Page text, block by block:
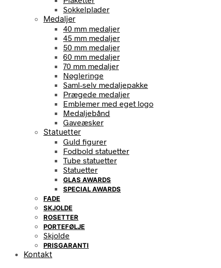
Sokkelplader
Medaljer
40 mm medaljer
45 mm medaljer
50 mm medaljer
60 mm medaljer
70 mm medaljer
Nøgleringe
Saml-selv medaljepakke
Prægede medaljer
Emblemer med eget logo
Medaljebånd
Gaveæsker
Statuetter
Guld figurer
Fodbold statuetter
Tube statuetter
Statuetter
GLAS AWARDS
SPECIAL AWARDS
FADE
SKJOLDE
ROSETTER
PORTEFØLJE
Skjolde
PRISGARANTI
Kontakt